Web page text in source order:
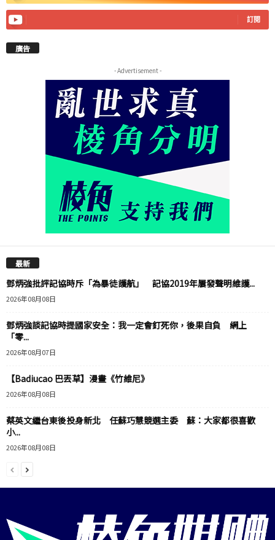
訂閱
廣告
- Advertisement -
最新
鄧炳強批評記協時斥「為暴徒護航」 記協2019年屢發聲明維護...
2026年08月08日
鄧炳強談記協時提國家安全：我一定會釘死你，後果自負 網上
「零...
2026年08月07日
【Badiucao 巴丟草】漫畫《竹維尼》
2026年08月08日
蔡英文繼台東後投身新北 任蘇巧慧競選主委 蘇：大家都很喜歡
小...
2026年08月08日